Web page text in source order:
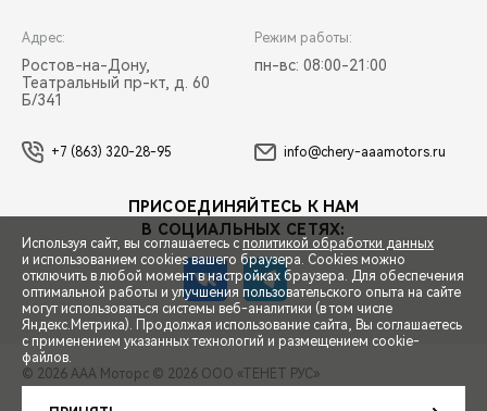
СПЕЦПРЕДЛОЖЕНИЯ
ЗАПИСЬ НА ТЕСТ-ДРАЙВ
Адрес:
Ростов-на-Дону,
Театральный пр-кт, д. 60
Б/341
Режим работы:
пн-вс: 08:00-21:00
+7 (863) 320-28-95 info@chery-aaamotors.ru
ПРИСОЕДИНЯЙТЕСЬ К НАМ
В СОЦИАЛЬНЫХ СЕТЯХ:
© 2026 ААА Моторс © 2026 ООО «ТЕНЕТ РУС»
Используя сайт, вы соглашаетесь с политикой обработки данных
и использованием cookies вашего браузера. Cookies можно
отключить в любой момент в настройках браузера. Для обеспечения
оптимальной работы и улучшения пользовательского опыта на сайте
могут использоваться системы веб-аналитики (в том числе
Яндекс.Метрика). Продолжая использование сайта, Вы соглашаетесь
с применением указанных технологий и размещением cookie-
файлов.